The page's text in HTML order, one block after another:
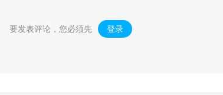
要发表评论，您必须先 登录 。